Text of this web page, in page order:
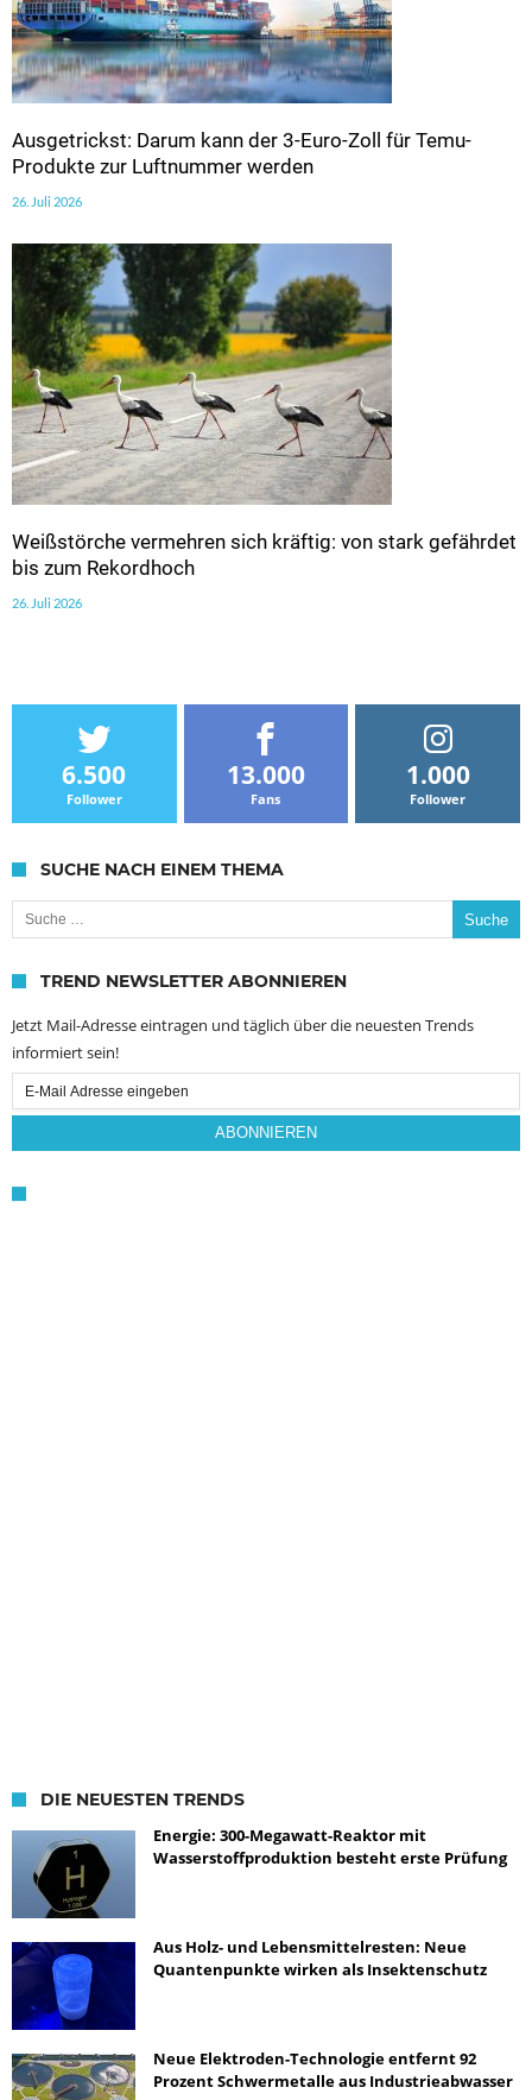
Ausgetrickst: Darum kann der 3-Euro-Zoll für Temu-
Produkte zur Luftnummer werden
26. Juli 2026
Weißstörche vermehren sich kräftig: von stark gefährdet
bis zum Rekordhoch
26. Juli 2026
6.500
Follower
13.000
Fans
1.000
Follower
SUCHE NACH EINEM THEMA
Suche nach:
TREND NEWSLETTER ABONNIEREN
Jetzt Mail-Adresse eintragen und täglich über die neuesten Trends
informiert sein!
Email
Subscription
ABONNIEREN
DIE NEUESTEN TRENDS
Energie: 300-Megawatt-Reaktor mit
Wasserstoffproduktion besteht erste Prüfung
Aus Holz- und Lebensmittelresten: Neue
Quantenpunkte wirken als Insektenschutz
Neue Elektroden-Technologie entfernt 92
Prozent Schwermetalle aus Industrieabwasser